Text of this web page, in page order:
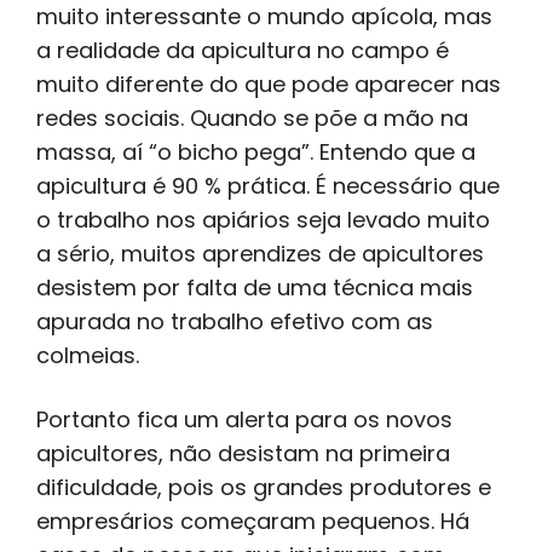
muito interessante o mundo apícola, mas
a realidade da apicultura no campo é
muito diferente do que pode aparecer nas
redes sociais. Quando se põe a mão na
massa, aí “o bicho pega”. Entendo que a
apicultura é 90 % prática. É necessário que
o trabalho nos apiários seja levado muito
a sério, muitos aprendizes de apicultores
desistem por falta de uma técnica mais
apurada no trabalho efetivo com as
colmeias.
Portanto fica um alerta para os novos
apicultores, não desistam na primeira
dificuldade, pois os grandes produtores e
empresários começaram pequenos. Há